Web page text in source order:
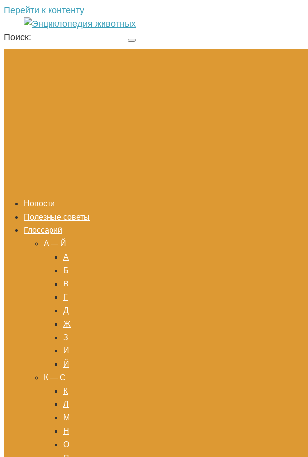
Перейти к контенту
Поиск:
Новости
Полезные советы
Глоссарий
A — Й
А
Б
В
Г
Д
Ж
З
И
Й
К — С
К
Л
М
Н
О